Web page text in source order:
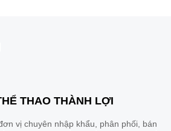
THAO THÀNH LỢI
vị chuyên nhập khẩu, phân phối, bán